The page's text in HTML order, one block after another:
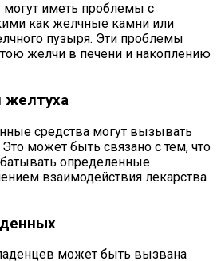
иметь проблемы с
как желчные камни или
пузыря. Эти проблемы
желчи в печени и накоплению
желтуха
средства могут вызывать
может быть связано с тем, что
определенные
взаимодействия лекарства
может быть вызвана